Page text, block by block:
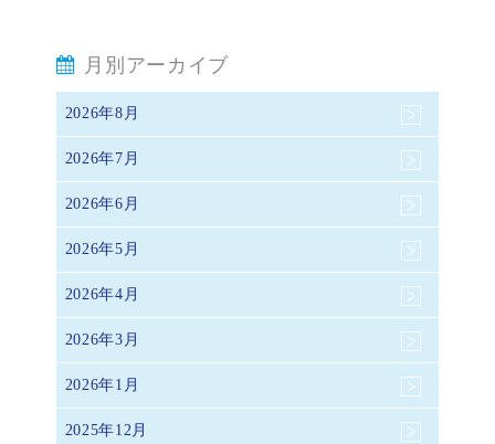
月別アーカイブ
2026年8月
2026年7月
2026年6月
2026年5月
2026年4月
2026年3月
2026年1月
2025年12月